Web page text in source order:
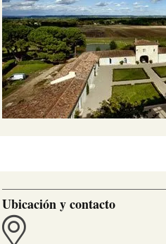
Ubicación y contacto